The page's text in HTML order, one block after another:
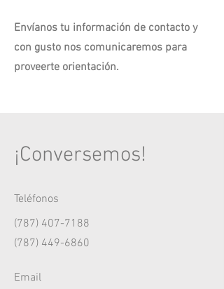
Envíanos tu información de contacto y
con gusto nos comunicaremos para
proveerte orientación.
¡Conversemos!
Teléfonos
(787) 407-7188
(787) 449-6860
Email